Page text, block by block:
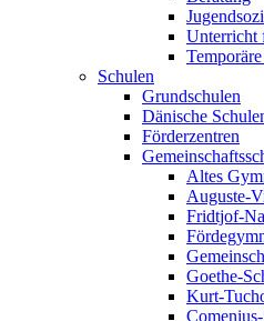
Unterricht
Schulen
Grundschulen
Dänische
Förderzentren
Altes
Auguste-
Fridtjof-
Goethe-
Kurt-